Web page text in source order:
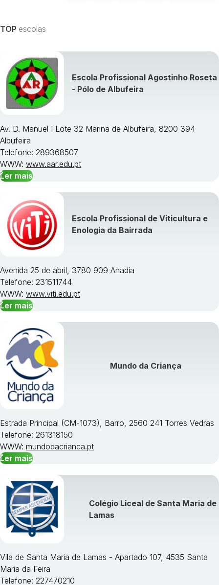
TOP escolas
Escola Profissional Agostinho Roseta
- Pólo de Albufeira
Av. D. Manuel I Lote 32 Marina de Albufeira, 8200 394
Albufeira
Telefone: 289368507
WWW: www.aar.edu.pt
Ler mais
Escola Profissional de Viticultura e
Enologia da Bairrada
Avenida 25 de abril, 3780 909 Anadia
Telefone: 231511744
WWW: www.viti.edu.pt
Ler mais
Mundo da Criança
Estrada Principal (CM-1073), Barro, 2560 241 Torres Vedras
Telefone: 261318150
WWW: mundodacrianca.pt
Ler mais
Colégio Liceal de Santa Maria de
Lamas
Vila de Santa Maria de Lamas - Apartado 107, 4535 Santa
Maria da Feira
Telefone: 227470210